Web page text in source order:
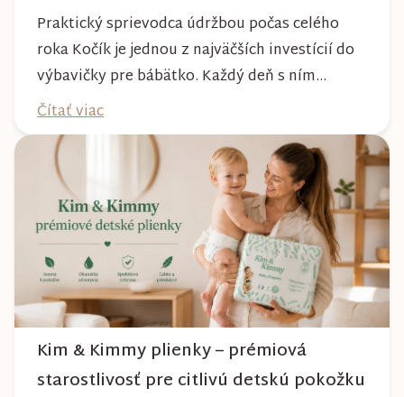
Praktický sprievodca údržbou počas celého
roka Kočík je jednou z najväčších investícií do
výbavičky pre bábätko. Každý deň s ním
absolvujete prechádzky po meste, v parkoch,
na lesných chodníkoch aj počas nepriaznivého
počasia. Pravidelnou starostlivosťou si však
môžete byť istí, že vám bude spoľahlivo slúžiť
dlhé roky a zachová si svoj krásny vzhľ...
Čítať viac
Kim & Kimmy plienky – prémiová
starostlivosť pre citlivú detskú pokožku